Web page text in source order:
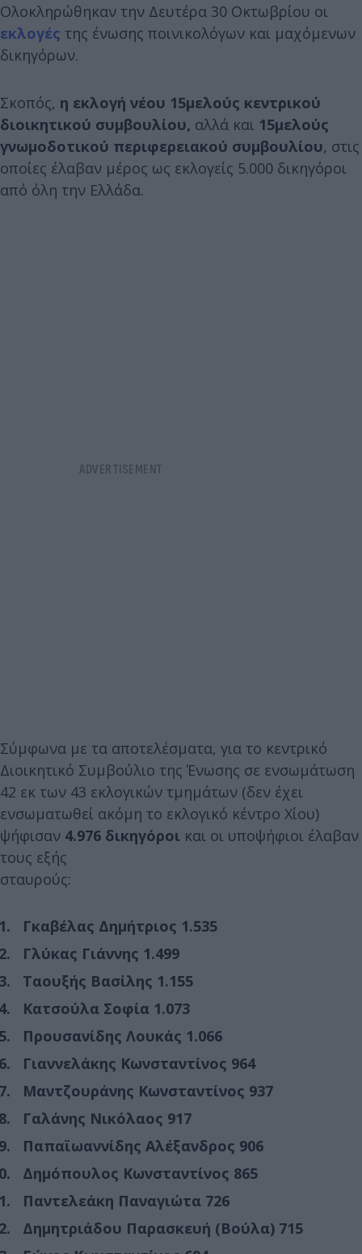
Ολοκληρώθηκαν την Δευτέρα 30 Οκτωβρίου οι
εκλογές της ένωσης ποινικολόγων και μαχόμενων
δικηγόρων.
Σκοπός, η εκλογή νέου 15μελούς κεντρικού
διοικητικού συμβουλίου, αλλά και 15μελούς
γνωμοδοτικού περιφερειακού συμβουλίου, στις
οποίες έλαβαν μέρος ως εκλογείς 5.000 δικηγόροι
από όλη την Ελλάδα.
Σύμφωνα με τα αποτελέσματα, για το κεντρικό
Διοικητικό Συμβούλιο της Ένωσης σε ενσωμάτωση
42 εκ των 43 εκλογικών τμημάτων (δεν έχει
ενσωματωθεί ακόμη το εκλογικό κέντρο Χίου)
ψήφισαν 4.976 δικηγόροι και οι υποψήφιοι έλαβαν
τους εξής
σταυρούς:
Γκαβέλας Δημήτριος 1.535
Γλύκας Γιάννης 1.499
Ταουξής Βασίλης 1.155
Κατσούλα Σοφία 1.073
Προυσανίδης Λουκάς 1.066
Γιαννελάκης Κωνσταντίνος 964
Μαντζουράνης Κωνσταντίνος 937
Γαλάνης Νικόλαος 917
Παπαϊωαννίδης Αλέξανδρος 906
Δημόπουλος Κωνσταντίνος 865
Παντελεάκη Παναγιώτα 726
Δημητριάδου Παρασκευή (Βούλα) 715